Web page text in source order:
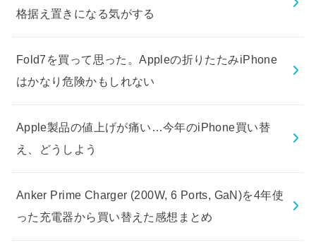
格据え置きになる気がする
Fold7を買って思った。Appleの折りたたみiPhone
はかなり危険かもしれない
Apple製品の値上げが痛い…今年のiPhone買い替
え、どうしよう
Anker Prime Charger (200W, 6 Ports, GaN)を4年使
った充電器から買い替えた感想まとめ